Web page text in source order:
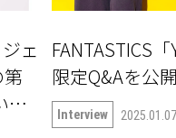
ェ
第
て
FANTASTICS
限定Q&Aを公
Interview 2025.01.07